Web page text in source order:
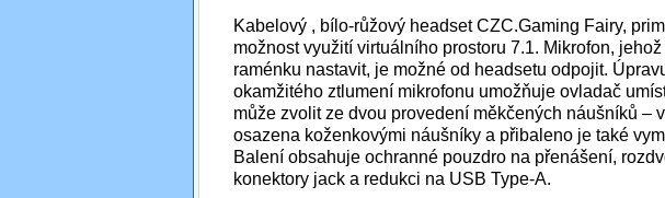
Kabelový , bílo-růžový headset CZC.Gaming Fairy,
možnost využití virtuálního prostoru 7.1. Mikrofon,
raménku nastavit, je možné od headsetu odpojit.
okamžitého ztlumení mikrofonu umožňuje ovladač
může zvolit ze dvou provedení měkčených náušníků –
osazena koženkovými náušníky a přibaleno je také
Balení obsahuje ochranné pouzdro na přenášení,
konektory jack a redukci na USB Type-A.